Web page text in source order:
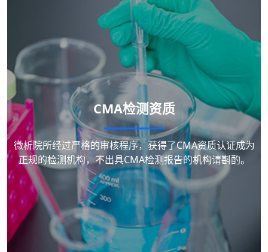
CMA检测资质
微析院所经过严格的审核程序，获得了CMA资质认证成为
正规的检测机构，不出具CMA检测报告的机构请斟酌。